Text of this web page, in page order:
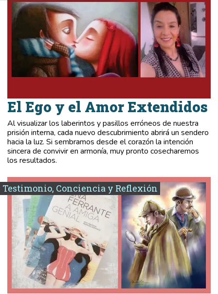
El Ego y el Amor Extendidos
Al visualizar los laberintos y pasillos erróneos de nuestra
prisión interna, cada nuevo descubrimiento abrirá un sendero
hacia la luz. Si sembramos desde el corazón la intención
sincera de convivir en armonía, muy pronto cosecharemos
los resultados.
Testimonio, Conciencia y Reflexión